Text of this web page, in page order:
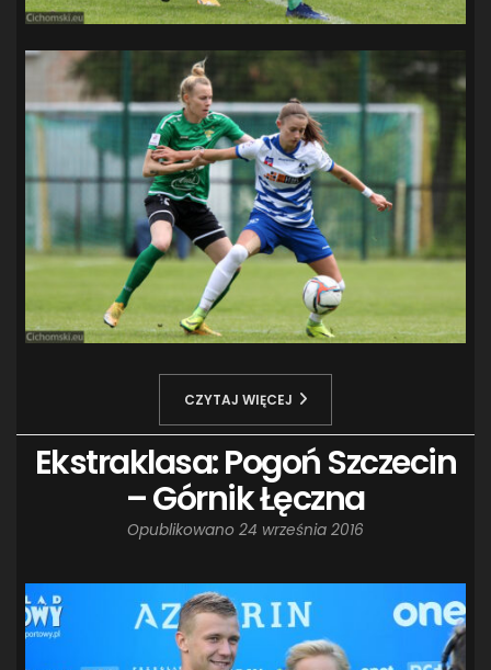
CZYTAJ WIĘCEJ
Ekstraklasa: Pogoń Szczecin
– Górnik Łęczna
Opublikowano 24 września 2016